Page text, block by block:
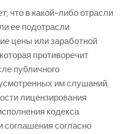
что в какой-либо отрасли
ее подотрасли
цены или заработной
противоречит
публичного
им слушаний,
лицензирования
кодекса
соглашения согласно